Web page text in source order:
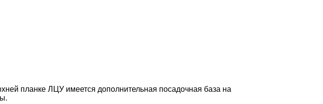
планке ЛЦУ имеется дополнительная посадочная база на